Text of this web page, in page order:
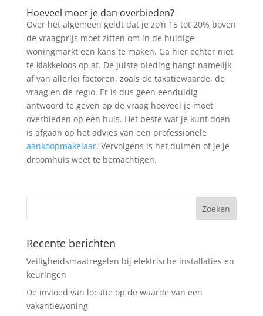
Hoeveel moet je dan overbieden?
Over het algemeen geldt dat je zo’n 15 tot 20% boven
de vraagprijs moet zitten om in de huidige
woningmarkt een kans te maken. Ga hier echter niet
te klakkeloos op af. De juiste bieding hangt namelijk
af van allerlei factoren, zoals de taxatiewaarde, de
vraag en de regio. Er is dus geen eenduidig
antwoord te geven op de vraag hoeveel je moet
overbieden op een huis. Het beste wat je kunt doen
is afgaan op het advies van een professionele
aankoopmakelaar. Vervolgens is het duimen of je je
droomhuis weet te bemachtigen.
Recente berichten
Veiligheidsmaatregelen bij elektrische installaties en
keuringen
De invloed van locatie op de waarde van een
vakantiewoning